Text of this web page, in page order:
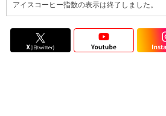
アイスコーヒー指数の表示は終了しました。